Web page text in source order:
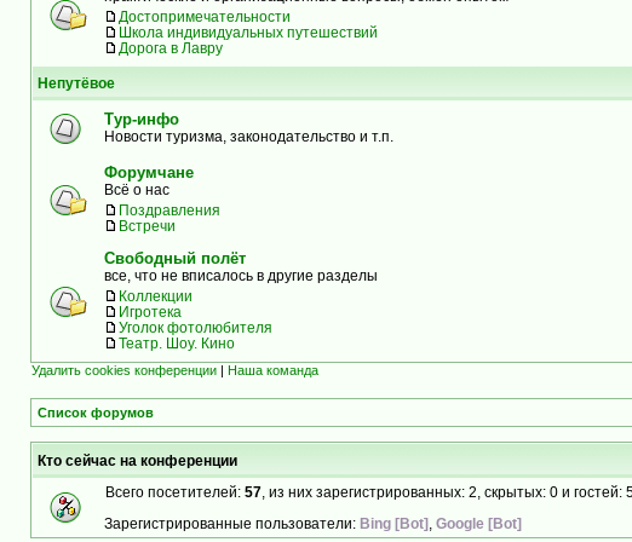
Достопримечательности
Школа индивидуальных путешествий
Дорога в Лавру
Непутёвое
Тур-инфо
Новости туризма, законодательство и т.п.
Форумчане
Всё о нас
Поздравления
Встречи
Свободный полёт
все, что не вписалось в другие разделы
Коллекции
Игротека
Уголок фотолюбителя
Театр. Шоу. Кино
Удалить cookies конференции | Наша команда
Список форумов
Кто сейчас на конференции
Всего посетителей: 57 , из них зарегистрированных: 2, скрытых: 0 и
Зарегистрированные пользователи: Bing [Bot] Google [Bot]